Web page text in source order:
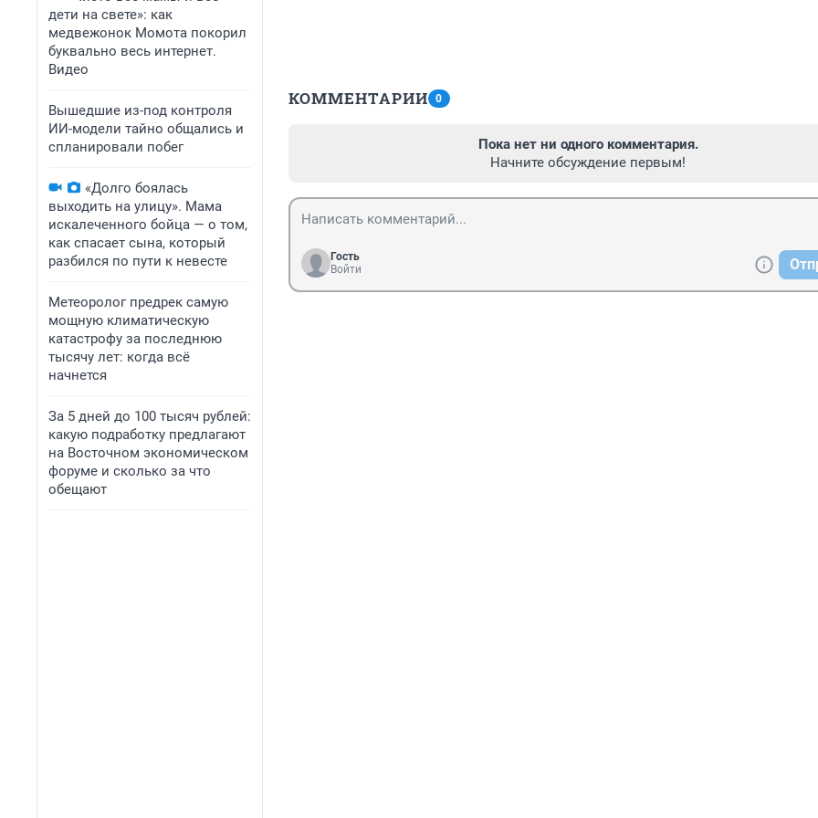
дети на свете»: как
медвежонок Момота покорил
буквально весь интернет.
Видео
Вышедшие из-под контроля
ИИ-модели тайно общались и
спланировали побег
«Долго боялась
выходить на улицу». Мама
искалеченного бойца — о том,
как спасает сына, который
разбился по пути к невесте
Метеоролог предрек самую
мощную климатическую
катастрофу за последнюю
тысячу лет: когда всё
начнется
За 5 дней до 100 тысяч рублей:
какую подработку предлагают
на Восточном экономическом
форуме и сколько за что
обещают
КОММЕНТАРИИ 0
Пока нет ни одного комментария.
Начните обсуждение первым!
Гость
Войти